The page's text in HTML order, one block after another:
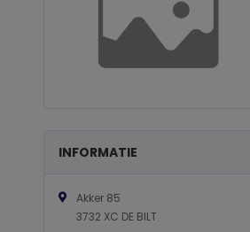
INFORMATIE
Akker 85
3732 XC DE BILT